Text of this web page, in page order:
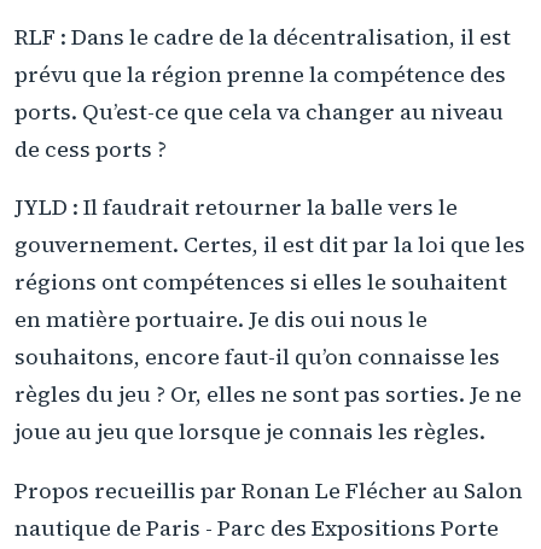
RLF : Dans le cadre de la décentralisation, il est
prévu que la région prenne la compétence des
ports. Qu’est-ce que cela va changer au niveau
de cess ports ?
JYLD : Il faudrait retourner la balle vers le
gouvernement. Certes, il est dit par la loi que les
régions ont compétences si elles le souhaitent
en matière portuaire. Je dis oui nous le
souhaitons, encore faut-il qu’on connaisse les
règles du jeu ? Or, elles ne sont pas sorties. Je ne
joue au jeu que lorsque je connais les règles.
Propos recueillis par Ronan Le Flécher au Salon
nautique de Paris - Parc des Expositions Porte